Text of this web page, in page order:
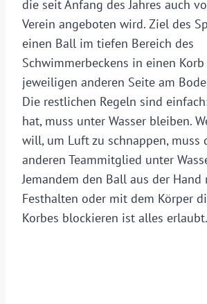
die seit Anfang des Jahres auch
Verein angeboten wird. Ziel des
einen Ball im tiefen Bereich des
Schwimmerbeckens in einen
jeweiligen anderen Seite am
Die restlichen Regeln sind
hat, muss unter Wasser bleiben.
will, um Luft zu schnappen, muss
anderen Teammitglied unter
Jemandem den Ball aus der Hand
Festhalten oder mit dem Körper
Korbes blockieren ist alles erlaubt.